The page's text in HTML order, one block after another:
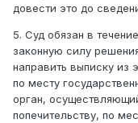
довести это до
5. Суд обязан в
законную силу
направить выписку из
по месту
орган,
попечительству, по